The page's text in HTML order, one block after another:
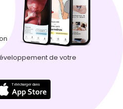
de votre